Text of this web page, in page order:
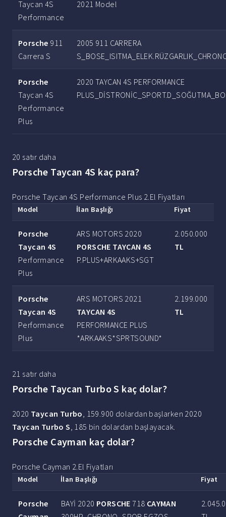
Taycan 4S
Performance
2021 Model
Porsche 911
Carrera S
2005 911 CARRERA
Porsche
Taycan 4S
Performance
Plus
2020 TAYCAN 4S PERFORMANCE
20 satır daha
Porsche Taycan 4S kaç para?
Porsche Taycan 4S Performance Plus 2.El Fiyatları
Model İlan Başlığı Fiyat
Porsche
Taycan 4S
Performance
Plus
ARS MOTORS 2020
PORSCHE TAYCAN 4S
P.PLUS+ARKAAKS+SGT
2.050.000
TL
Porsche
Taycan 4S
Performance
Plus
ARS MOTORS 2021
TAYCAN 4S
PERFORMANCE PLUS
*ARKAAKS*SPRTSOUND*
2.199.000
TL
21 satır daha
Porsche Taycan Turbo S kaç dolar?
2020 Taycan Turbo, 159.900 dolardan başlarken 2020
Taycan Turbo S, 185 bin dolardan başlayacak.
Porsche Cayman kaç dolar?
Porsche Cayman 2.El Fiyatları
Model İlan Başlığı Fiyat
Porsche
BAYİ 2020 PORSCHE 718 CAYMAN